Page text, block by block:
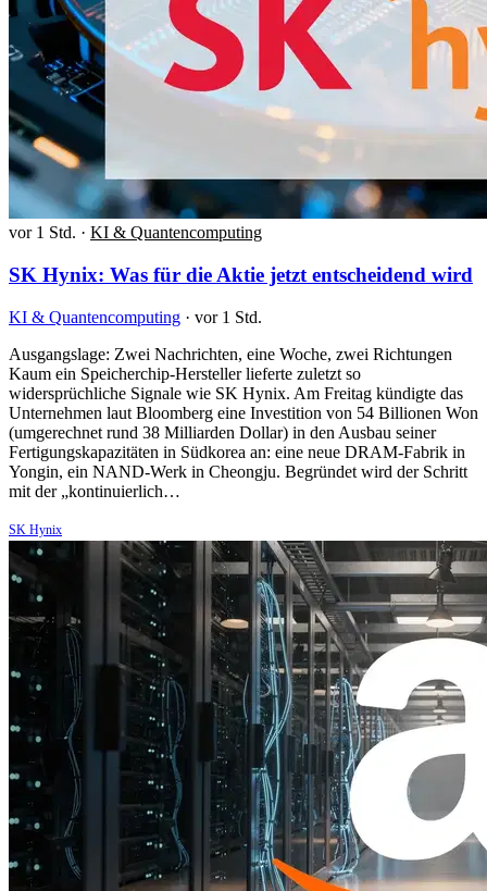
vor 1 Std. · KI & Quantencomputing
SK Hynix: Was für die Aktie jetzt entscheidend wird
KI & Quantencomputing · vor 1 Std.
Ausgangslage: Zwei Nachrichten, eine Woche, zwei Richtungen
Kaum ein Speicherchip-Hersteller lieferte zuletzt so
widersprüchliche Signale wie SK Hynix. Am Freitag kündigte das
Unternehmen laut Bloomberg eine Investition von 54 Billionen Won
(umgerechnet rund 38 Milliarden Dollar) in den Ausbau seiner
Fertigungskapazitäten in Südkorea an: eine neue DRAM-Fabrik in
Yongin, ein NAND-Werk in Cheongju. Begründet wird der Schritt
mit der „kontinuierlich…
SK Hynix